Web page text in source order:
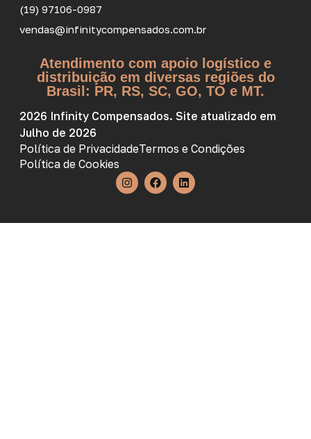
(19) 97106-0987
vendas@infinitycompensados.com.br
Atendimento com apoio logístico e
distribuição em diversas regiões do
Brasil: PR, RS, SC, GO, TO e MT.
2026 Infinity Compensados. Site atualizado em
Julho de 2026
Política de PrivacidadeTermos e Condições
Política de Cookies